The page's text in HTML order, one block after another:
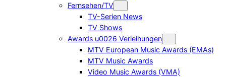
Fernsehen/TV
TV-Serien News
TV Shows
Awards u0026 Verleihungen
MTV European Music Awards (EMAs)
MTV Music Awards
Video Music Awards (VMA)